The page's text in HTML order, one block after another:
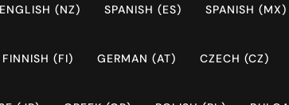
ENGLISH (NZ) SPANISH (ES) SPANISH (MX)
FINNISH (FI) GERMAN (AT) CZECH (CZ)